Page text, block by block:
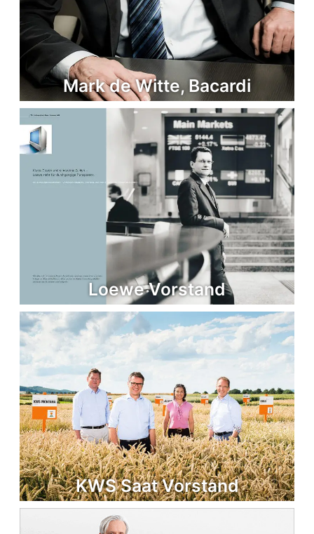
Mark de Witte, Bacardi
Loewe Vorstand
KWS Saat Vorstand